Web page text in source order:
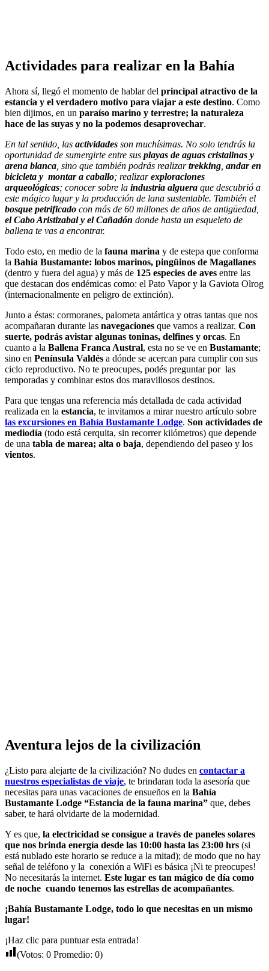
Actividades para realizar en la Bahía
Ahora sí, llegó el momento de hablar del principal atractivo de la
estancia y el verdadero motivo para viajar a este destino. Como
bien dijimos, en un paraíso marino y terrestre; la naturaleza
hace de las suyas y no la podemos desaprovechar.
En tal sentido, las actividades son muchísimas. No solo tendrás la
oportunidad de sumergirte entre sus playas de aguas cristalinas y
arena blanca , sino que también podrás realizartrekking andar en
bicicleta y montar a caballo; realizarexploraciones
arqueológicas; conocer sobre la industria alguera que descubrió a
este mágico lugar y la producción de lana sustentable. También el
bosque petrificado con más de 60 millones de años de antigüedad,
el Cabo Aristizabal y el Cañadón donde hasta un esqueleto de
ballena te vas a encontrar.
Todo esto, en medio de la fauna marina y de estepa que conforma
la Bahía Bustamante: lobos marinos, pingüinos de Magallanes
(dentro y fuera del agua) y más de 125 especies de aves entre las
que destacan dos endémicas como: el Pato Vapor y la Gaviota Olrog
(internacionalmente en peligro de extinción).
Junto a éstas: cormoranes, palometa antártica y otras tantas que nos
acompañaran durante las navegaciones que vamos a realizar. Con
suerte, podrás avistar algunas toninas, delfines y orcas. En
cuanto a la Ballena Franca Austral, esta no se ve en Bustamante;
sino en Península Valdés a dónde se acercan para cumplir con sus
ciclo reproductivo. No te preocupes, podés preguntar por las
temporadas y combinar estos dos maravillosos destinos.
Para que tengas una referencia más detallada de cada actividad
realizada en la estancia, te invitamos a mirar nuestro artículo sobre
las excursiones en Bahía Bustamante Lodge. Son actividades de
mediodía (todo está cerquita, sin recorrer kilómetros) que depende
de una tabla de marea; alta o baja, dependiendo del paseo y los
vientos.
Aventura lejos de la civilización
¿Listo para alejarte de la civilización? No dudes en contactar a
nuestros especialistas de viaje, te brindaran toda la asesoría que
necesitas para unas vacaciones de ensueños en la Bahía
Bustamante Lodge “Estancia de la fauna marina” que, debes
saber, te hará olvidarte de la modernidad.
Y es que, la electricidad se consigue a través de paneles solares
que nos brinda energía desde las 10:00 hasta las 23:00 hrs (si
está nublado este horario se reduce a la mitad); de modo que no hay
señal de teléfono y la conexión a WiFi es básica ¡Ni te preocupes!
No necesitarás la internet. Este lugar es tan mágico de día como
de noche cuando tenemos las estrellas de acompañantes.
¡Bahía Bustamante Lodge, todo lo que necesitas en un mismo
lugar!
¡Haz clic para puntuar esta entrada!
(Votos: 0 Promedio: 0)